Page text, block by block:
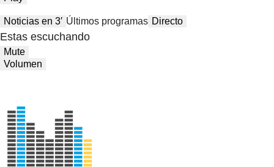
Noticias en 3′ Últimos programas Directo
Estas escuchando
Mute
Volumen